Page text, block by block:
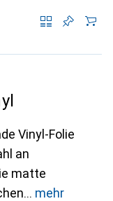
Vinyl-Folie
an
matte
mehr